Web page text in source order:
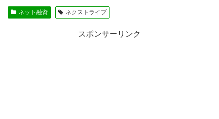
ネット融資 ネクストライブ
スポンサーリンク